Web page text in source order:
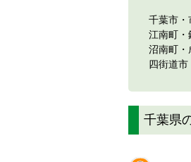
千葉市・
江南町・
沼南町・
四街道
千葉県